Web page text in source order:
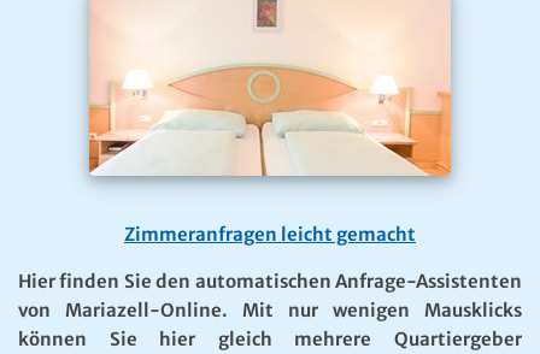
Zimmeranfragen leicht gemacht
Hier finden Sie den automatischen Anfrage-Assistenten
von Mariazell-Online. Mit nur wenigen Mausklicks
können Sie hier gleich mehrere Quartiergeber